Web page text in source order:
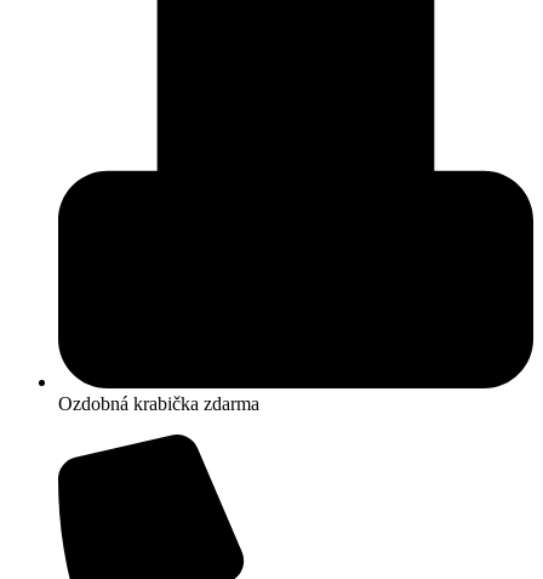
Ozdobná krabička zdarma